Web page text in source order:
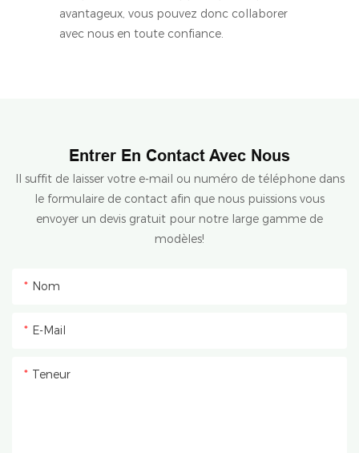
avantageux, vous pouvez donc collaborer
avec nous en toute confiance.
Entrer En Contact Avec Nous
Il suffit de laisser votre e-mail ou numéro de téléphone dans
le formulaire de contact afin que nous puissions vous
envoyer un devis gratuit pour notre large gamme de
modèles!
Nom
E-Mail
Teneur